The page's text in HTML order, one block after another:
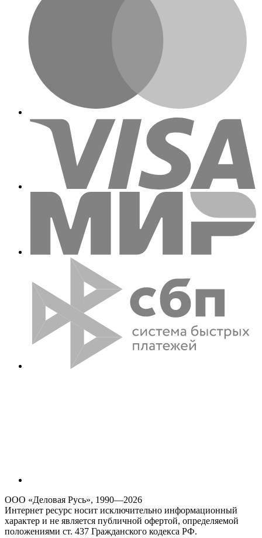
ООО «Деловая Русь», 1990—2026
Интернет ресурс носит исключительно информационный
характер и не является публичной офертой, определяемой
положениями ст. 437 Гражданского кодекса РФ.